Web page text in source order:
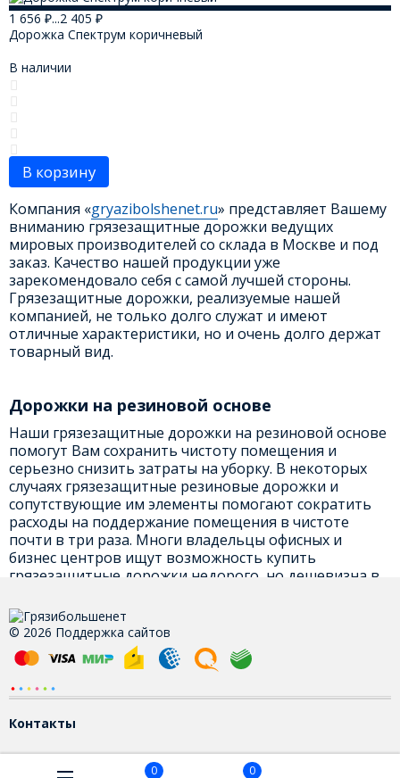
1 656 ₽...2 405 ₽
Дорожка Спектрум коричневый
В наличии
В корзину
Компания «gryazibolshenet.ru» представляет Вашему
вниманию грязезащитные дорожки ведущих
мировых производителей со склада в Москве и под
заказ. Качество нашей продукции уже
зарекомендовало себя с самой лучшей стороны.
Грязезащитные дорожки, реализуемые нашей
компанией, не только долго служат и имеют
отличные характеристики, но и очень долго держат
товарный вид.
Дорожки на резиновой основе
Наши грязезащитные дорожки на резиновой основе
помогут Вам сохранить чистоту помещения и
серьезно снизить затраты на уборку. В некоторых
случаях грязезащитные резиновые дорожки и
сопутствующие им элементы помогают сократить
расходы на поддержание помещения в чистоте
почти в три раза. Многи владельцы офисных и
бизнес центров ищут возможность купить
грязезащитные дорожки недорого, но дешевизна в
Грязезащитная ковровая дорожка
Качественная грязезащитная ковровая дорожка
должна сохранять респектабельный вид и форму на
протяжении всего сезона грязи, а может быть и двух.
Кроме того мы имеем возможность нанести логотип
Вашей фирмы на любые рулонные грязезащитные
Работаем как с розничными покупателями, так и с
© 2026 Поддержка сайтов
Контакты
0 0